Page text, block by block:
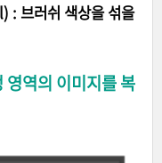
브러쉬 색상을 섞을
영역의 이미지를 복